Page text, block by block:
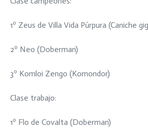
1º Zeus de Villa Vida Púrpura (Caniche
2º Neo (Doberman)
3º Komloi Zengo (Komondor)
Clase trabajo:
1º Flo de Covalta (Doberman)